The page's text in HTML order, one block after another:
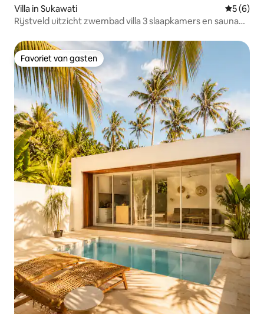
Villa in Sukawati
5 (6)
Rijstveld uitzicht zwembad villa 3 slaapkamers en sauna
Favoriet van gasten
Favoriet van gasten